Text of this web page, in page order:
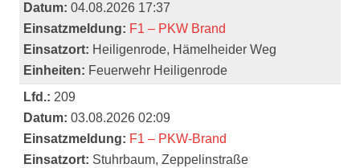
Datum: 04.08.2026 17:37
Einsatzmeldung: F1 – PKW Brand
Einsatzort: Heiligenrode, Hämelheider Weg
Einheiten: Feuerwehr Heiligenrode
Lfd.: 209
Datum: 03.08.2026 02:09
Einsatzmeldung: F1 – PKW-Brand
Einsatzort: Stuhrbaum, Zeppelinstraße